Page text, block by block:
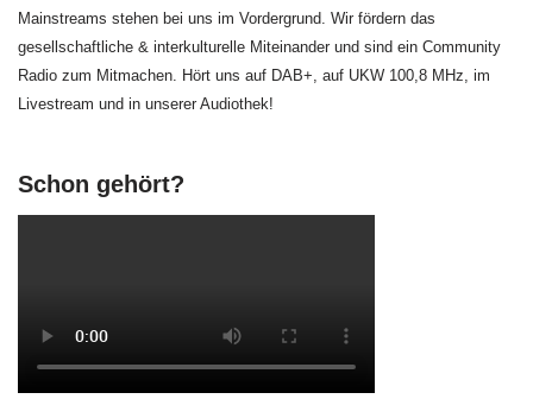
Mainstreams stehen bei uns im Vordergrund. Wir fördern das
gesellschaftliche & interkulturelle Miteinander und sind ein Community
Radio zum Mitmachen. Hört uns auf DAB+, auf UKW 100,8 MHz, im
Livestream und in unserer Audiothek!
Schon gehört?